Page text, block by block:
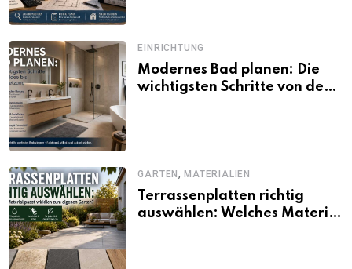
EINRICHTUNG
Modernes Bad planen: Die
wichtigsten Schritte von der
GARTEN,MATERIALIEN
Terrassenplatten richtig
auswählen: Welches Material